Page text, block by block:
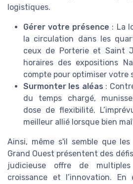
logistiques.
Gérer votre présence : La
la circulation dans les
ceux de Porterie et Saint
horaires des expositions
compte pour optimiser votre
Surmonter les aléas :
du temps chargé,
dose de flexibilité.
meilleur allié lorsque bien
Ainsi, même s'il semble que
Grand Ouest présentent des
judicieuse offre de
croissance et l’innovation. En